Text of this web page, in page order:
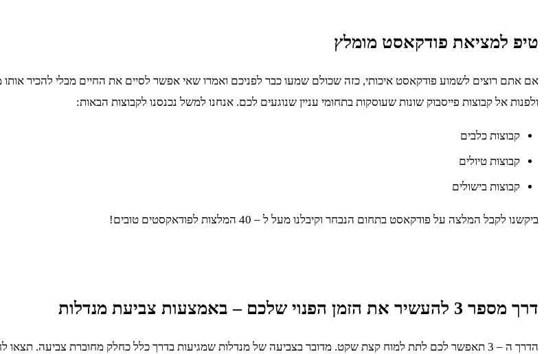
טיפ למציאת פודקאסט מומלץ
אם אתם רוצים לשמוע פודקאסט איכותי, כזה שכולם שמעו כבר לפניכם ואמרו שאי אפשר לסיים את החיים מבלי להכיר
ולפנות אל קבוצות פייסבוק שונות שעוסקות בתחומי עניין שנוגעים לכם. אנחנו למשל נכנסנו לקבוצות הבאות:
קבוצות כלבים
קבוצות טיולים
קבוצות בישולים
ביקשנו לקבל המלצה על פודקאסט בתחום הנבחר וקיבלנו מעל ל – 40 המלצות לפודאקסטים טובים!
דרך מספר 3 להעשיר את הזמן הפנוי שלכם – באמצעות צביעת מנדלות
הדרך ה – 3 תאפשר לכם לתת למוח קצת שקט. מדובר בצביעה של מנדלות שמגיעות בדרך כלל כחלק מחוברת צביעה.